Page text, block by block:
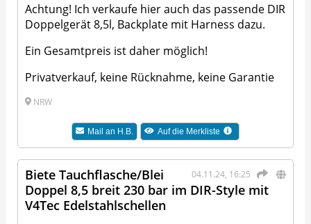
Achtung! Ich verkaufe hier auch das passende DIR
Doppelgerät 8,5l, Backplate mit Harness dazu.
Ein Gesamtpreis ist daher möglich!
Privatverkauf, keine Rücknahme, keine Garantie
NRW
Mail an H.B. Auf die Merkliste
04.11.24, 16:25
Biete Tauchflasche/Blei
Doppel 8,5 breit 230 bar im DIR-Style mit
V4Tec Edelstahlschellen